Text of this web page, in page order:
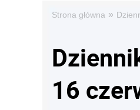
Strona główna »
16